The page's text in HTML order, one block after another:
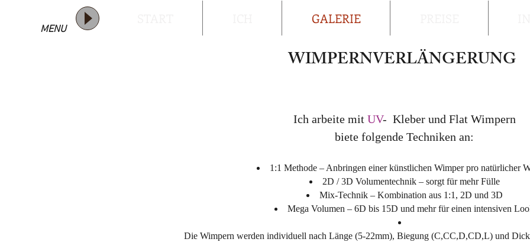
MENU
GALERIE
WIMPERNVERLÄNGERUNG
Ich arbeite mit UV- Kleber und Flat Wimpern
biete folgende Techniken an:
1:1 Methode – Anbringen einer künstlichen Wimper pro natürlicher
2D / 3D Volumentechnik – sorgt für mehr Fülle
Mix-Technik – Kombination aus 1:1, 2D und 3D
Mega Volumen – 6D bis 15D und mehr für einen intensiven
Die Wimpern werden individuell nach Länge (5-22mm), Biegung (C,CC,D,CD,L) und